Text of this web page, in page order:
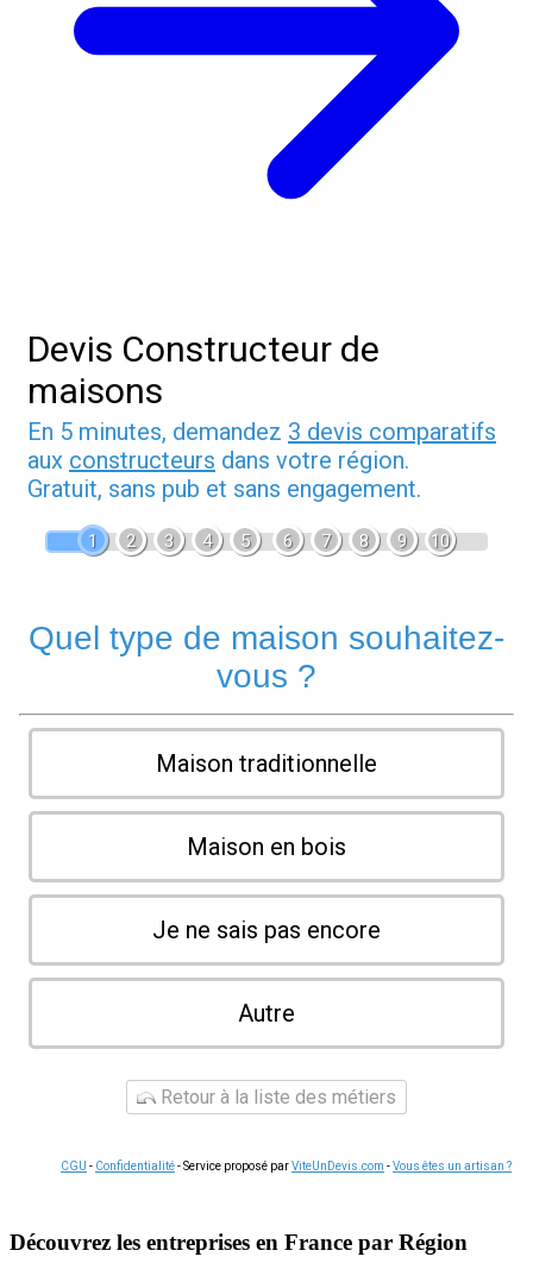
Devis Constructeur de
maisons
En 5 minutes, demandez 3 devis comparatifs
aux constructeurs dans votre région.
Gratuit, sans pub et sans engagement.
1 2 3 4 5 6 7 8 9 10
Quel type de maison souhaitez-
vous ?
Maison traditionnelle
Maison en bois
Je ne sais pas encore
Autre
Retour à la liste des métiers
CGU - Confidentialité- Service proposé parViteUnDevis.com -Vous êtes un artisan ?
Découvrez les entreprises en France par Région